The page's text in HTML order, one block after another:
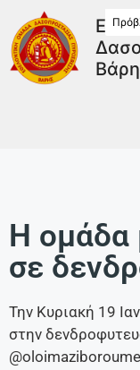
Η ομάδα
σε
Την Κυριακή 19
στην